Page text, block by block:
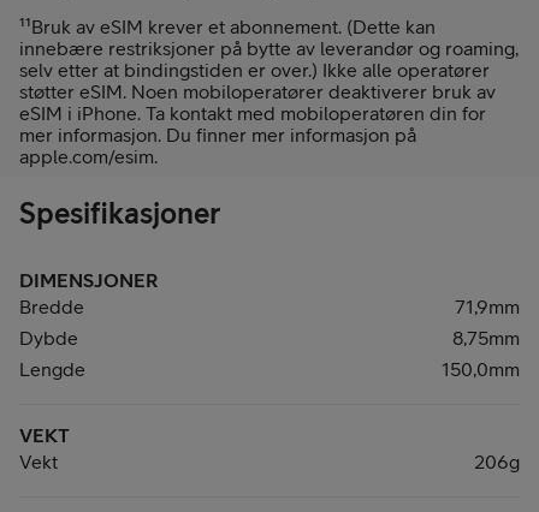
¹¹Bruk av eSIM krever et abonnement. (Dette kan
innebære restriksjoner på bytte av leverandør og roaming,
selv etter at bindingstiden er over.) Ikke alle operatører
støtter eSIM. Noen mobiloperatører deaktiverer bruk av
eSIM i iPhone. Ta kontakt med mobiloperatøren din for
mer informasjon. Du finner mer informasjon på
apple.com/esim.
Spesifikasjoner
DIMENSJONER
Bredde
71,9mm
Dybde
8,75mm
Lengde
150,0mm
VEKT
Vekt
206g